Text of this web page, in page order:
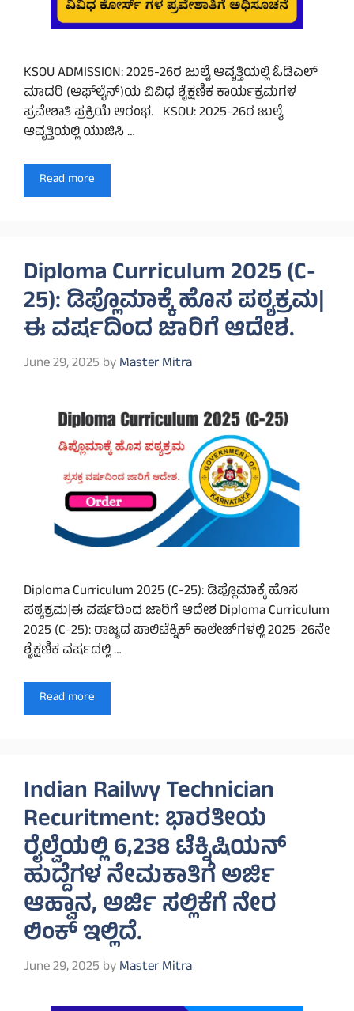
KSOU ADMISSION: 2025-26ರ ಜುಲೈ ಆವೃತ್ತಿಯಲ್ಲಿ ಓಡಿಎಲ್
ಮಾದರಿ (ಆಫ್‌ಲೈನ್)ಯ ವಿವಿಧ ಶೈಕ್ಷಣಿಕ ಕಾರ್ಯಕ್ರಮಗಳ
ಪ್ರವೇಶಾತಿ ಪ್ರಕ್ರಿಯೆ ಆರಂಭ. KSOU: 2025-26ರ ಜುಲೈ
ಆವೃತ್ತಿಯಲ್ಲಿ ಯುಜಿಸಿ …
Read more
Diploma Curriculum 2025 (C-
25): ಡಿಪ್ಲೊಮಾಕ್ಕೆ ಹೊಸ ಪಠ್ಯಕ್ರಮ|
ಈ ವರ್ಷದಿಂದ ಜಾರಿಗೆ ಆದೇಶ.
June 29, 2025 byMaster Mitra
Diploma Curriculum 2025 (C-25): ಡಿಪ್ಲೊಮಾಕ್ಕೆ ಹೊಸ
ಪಠ್ಯಕ್ರಮ|ಈ ವರ್ಷದಿಂದ ಜಾರಿಗೆ ಆದೇಶ Diploma Curriculum
2025 (C-25): ರಾಜ್ಯದ ಪಾಲಿಟೆಕ್ನಿಕ್ ಕಾಲೇಜ್‌ಗಳಲ್ಲಿ 2025-26ನೇ
ಶೈಕ್ಷಣಿಕ ವರ್ಷದಲ್ಲಿ …
Read more
Indian Railwy Technician
Recuritment: ಭಾರತೀಯ
ರೈಲ್ವೆಯಲ್ಲಿ 6,238 ಟೆಕ್ನಿಷಿಯನ್
ಹುದ್ದೆಗಳ ನೇಮಕಾತಿಗೆ ಅರ್ಜಿ
ಆಹ್ವಾನ, ಅರ್ಜಿ ಸಲ್ಲಿಕೆಗೆ ನೇರ
ಲಿಂಕ್ ಇಲ್ಲಿದೆ.
June 29, 2025 byMaster Mitra